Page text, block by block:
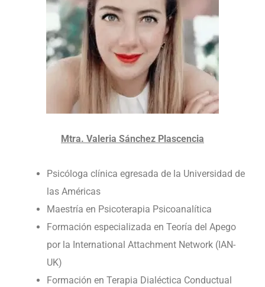
Mtra. Valeria Sánchez Plascencia
Psicóloga clínica egresada de la Universidad de
las Américas
Maestría en Psicoterapia Psicoanalítica
Formación especializada en Teoría del Apego
por la International Attachment Network (IAN-
UK)
Formación en Terapia Dialéctica Conductual